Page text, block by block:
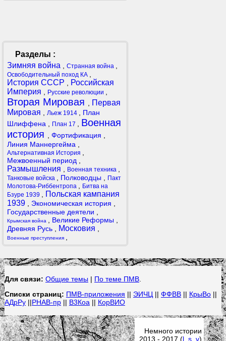
Разделы :
Зимняя война
Странная война
Освободительный поход КА
История СССР
Российская
Империя
Русские революции
Вторая Мировая
Первая
Мировая
Льеж 1914
План
Шлиффена
План 17
Военная
история
Фортификация
Линия Маннергейма
Альтернативная История
Межвоенный период
Размышления Военная техника
Танковые войска Полководцы
Пакт
Молотова-Риббентропа
Битва на
Бзуре 1939
Польская кампания
1939
Экономическая история
Государственные деятели
Крымская война Великие Реформы
Древняя Русь
Московия
Военные преступления
Для связи: Общие темы | По теме ПМВ.
Списки страниц: ПМВ-приложения || ЭИЧЦ || ФФВВ|| КрыВо||
АДрРу||РНАВ-пр|| В3Коа || КорВИО
Немного истории
2013 - 2017 (l ,s ,v)